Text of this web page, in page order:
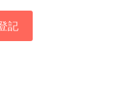
記